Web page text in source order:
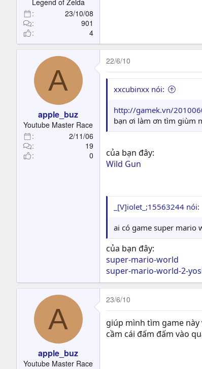
Legend of Zelda
23/10/08
901
4
A
apple_buz
Youtube Master Race
2/11/06
19
0
22/6/10
xxcubinxx nói:
http://gamek.vn/
bạn ơi làm ơn tìm giùm
của bạn đây:
Wild Gun
_[V]iolet_;15563244 nói:
ai có game super mario
của bạn đây:
super-mario-world
super-mario-world-2-
A
apple_buz
Youtube Master Race
23/6/10
giúp mình tìm game này
cầm cái đấm đấm vào